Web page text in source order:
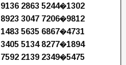
2863 5244�1302
3047 7206�9812
5635 6867�4731
5134 8277�1894
2139 2349�5475